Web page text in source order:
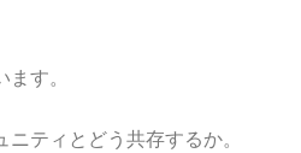
す。
ティとどう共存するか。